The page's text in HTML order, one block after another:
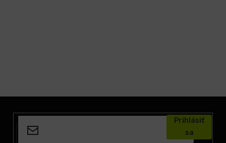
Prihlásiť
sa